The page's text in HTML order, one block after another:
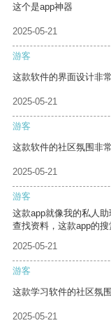
这个是app神器
2025-05-21
游客
这款软件的界面设计非
2025-05-21
游客
这款软件的社区氛围非
2025-05-21
游客
这款app就像我的私人
查找资料，这款app的
2025-05-21
游客
这款学习软件的社区氛
2025-05-21